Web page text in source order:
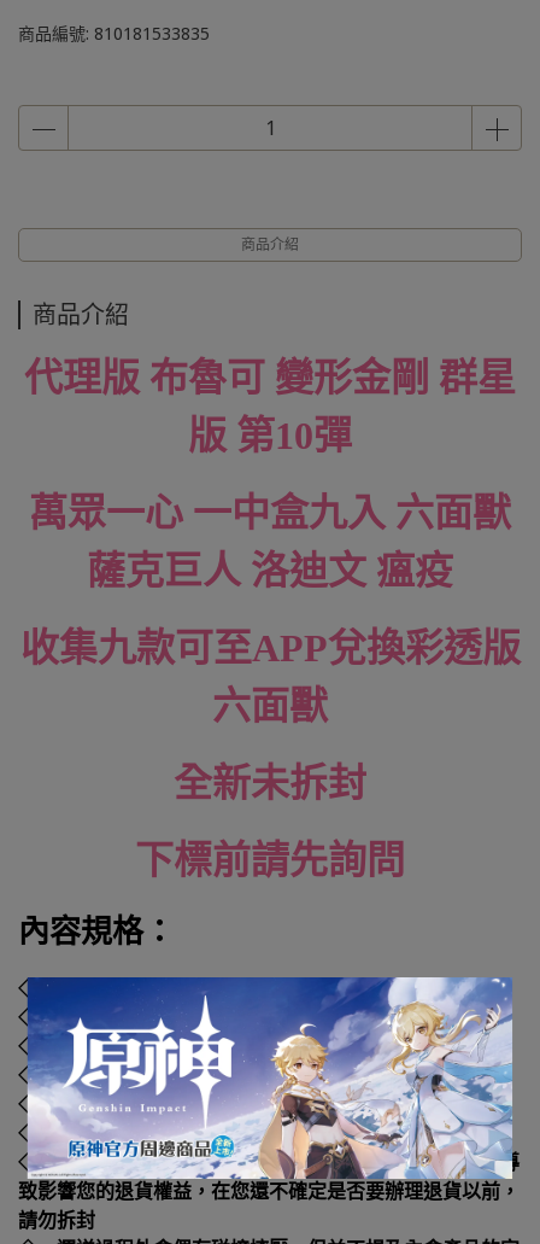
商品編號: 810181533835
商品介紹
商品介紹
代理版 布魯可 變形金剛 群星
版 第10彈
萬眾一心 一中盒九入 六面獸
薩克巨人 洛迪文 瘟疫
收集九款可至APP兌換彩透版
六面獸
全新未拆封
下標前請先詢問
內容規格：
◇ 品牌：布魯可
◇ 材質：塑膠、聚苯乙烯、聚乙烯、聚丙烯
◇ 外盒尺寸：22.5 x 22.5 x 12.5 cm
◇ 年齡：4歲以上
◇ 貨號：LK53382
◇ 國際碼：
810181-533835
◇ 本產品如拆封或之後壓損後即無法恢復原狀，可能會導
致影響您的退貨權益，在您還不確定是否要辦理退貨以前，
請勿拆封